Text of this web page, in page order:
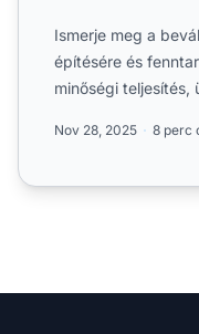
Ismerje meg a
építésére és
minőségi teljesítés,
Nov 28, 2025 8 perc